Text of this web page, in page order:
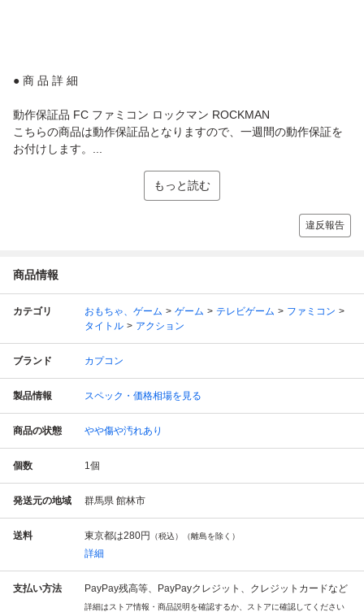
● 商 品 詳 細
動作保証品 FC ファミコン ロックマン ROCKMAN
こちらの商品は動作保証品となりますので、一週間の動作保証を
お付けします。...
もっと読む
違反報告
商品情報
カテゴリ おもちゃ、ゲーム ゲーム テレビゲーム
ファミコン
タイトル
アクション
ブランド カプコン
製品情報 スペック・価格相場を見る
商品の状態 やや傷や汚れあり
個数 1個
発送元の地域 群馬県 館林市
送料 東京都は280円 （税込）（離島を除く）
詳細
支払い方法 PayPay残高等、PayPayクレジット、クレジットカードなど
詳細はストア情報・商品説明を確認するか、ストアに確認してください